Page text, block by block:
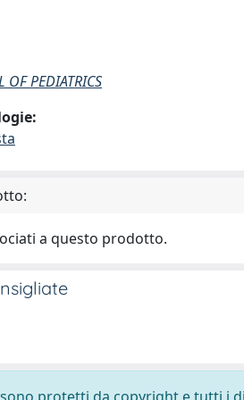
OF PEDIATRICS
a questo prodotto.